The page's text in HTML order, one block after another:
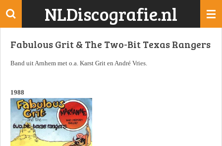
Ga
de
NLDiscografie.nl
Fabulous Grit & The Two-Bit Texas Rangers
Band uit Arnhem met o.a. Karst Grit en André Vries.
1988